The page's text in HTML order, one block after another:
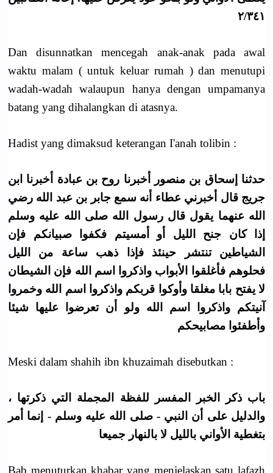
٢/٣٤١
Dan disunnatkan mencegah anak-anak pada awal
waktu malam ( untuk keluar rumah ) dan menutupi
wadah-wadah walaupun hanya dengan umpamanya
batang yang dihalangkan di atasnya.
Hadist yang dimaksud keterangan I'anah tolibin :
حدثنا إسحاق بن منصور أخبرنا روح بن عبادة أخبرنا ابن
جريج قال أخبرني عطاء أنه سمع جابر بن عبد الله رضي
الله عنهما يقول قال رسول الله صلى الله عليه وسلم
إذا كان جنح الليل أو أمسيتم فكفوا صبيانكم فإن
الشياطين تنتشر حينئذ فإذا ذهب ساعة من الليل
فحلوهم فأغلقوا الأبواب واذكروا اسم الله فإن الشيطان
لا يفتح بابا مغلقا وأوكوا قربكم واذكروا اسم الله وخمروا
آنيتكم واذكروا اسم الله ولو أن تعرضوا عليها شيئا
وأطفئوا مصابيحكم
Meski dalam shahih ibn khuzaimah disebutkan :
باب ذكر الخبر المفسر للفظة المجملة التي ذكرتها ،
والدليل على أن النبي - صلى الله عليه وسلم - إنما أمر
بتغطية الأواني بالليل لا بالنهار جميعا
Bab menuturkan khabar yang menjelaskan satu lafazh